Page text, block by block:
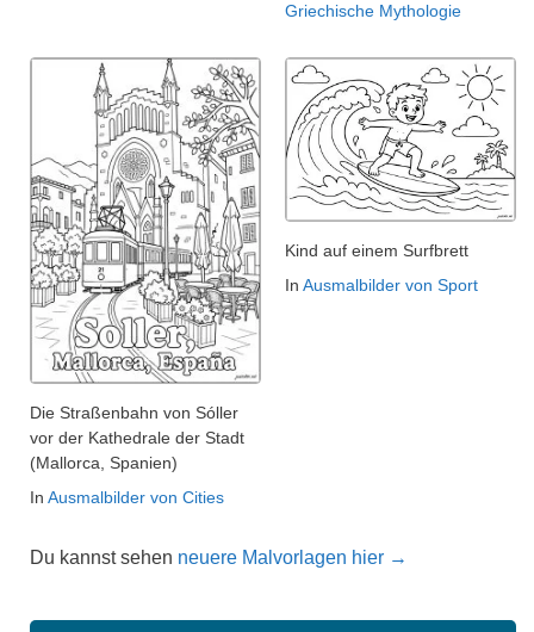
Griechische Mythologie
Die Straßenbahn von Sóller
vor der Kathedrale der Stadt
(Mallorca, Spanien)
In Ausmalbilder von Cities
Kind auf einem Surfbrett
In Ausmalbilder von Sport
Du kannst sehen neuere Malvorlagen hier →